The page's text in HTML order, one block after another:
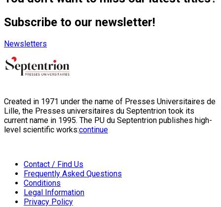
Subscribe to our newsletter!
Newsletters
Created in 1971 under the name of Presses Universitaires de
Lille, the Presses universitaires du Septentrion took its
current name in 1995. The PU du Septentrion publishes high-
level scientific works:continue
Contact / Find Us
Frequently Asked Questions
Conditions
Legal Information
Privacy Policy